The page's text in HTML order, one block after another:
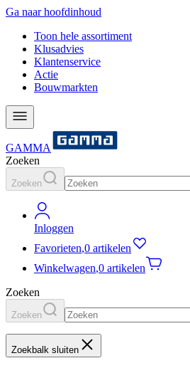
Ga naar hoofdinhoud
Toon hele assortiment
Klusadvies
Klantenservice
Actie
Bouwmarkten
GAMMA
Zoeken
Zoeken
Inloggen
Favorieten,0 artikelen
Winkelwagen,0 artikelen
Zoeken
Zoeken
Zoekbalk sluiten